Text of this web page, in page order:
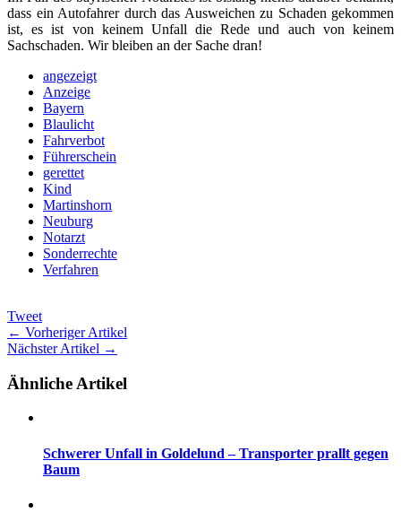
dass ein Autofahrer durch das Ausweichen zu Schaden gekommen
ist, es ist von keinem Unfall die Rede und auch von keinem
Sachschaden. Wir bleiben an der Sache dran!
angezeigt
Anzeige
Bayern
Blaulicht
Fahrverbot
Führerschein
gerettet
Kind
Martinshorn
Neuburg
Notarzt
Sonderrechte
Verfahren
Tweet
← Vorheriger Artikel
Nächster Artikel →
Ähnliche Artikel
Schwerer Unfall in Goldelund – Transporter prallt gegen
Baum